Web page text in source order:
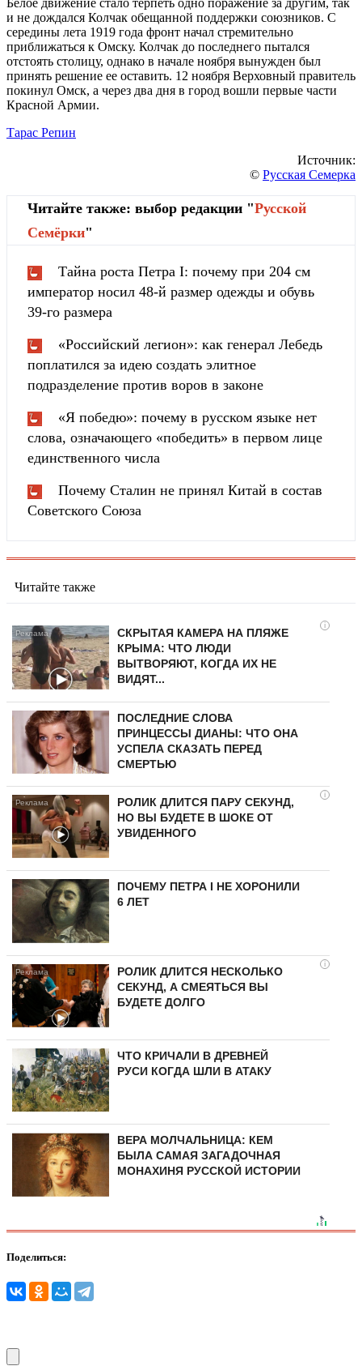
и не дождался Колчак обещанной поддержки союзников. С
середины лета 1919 года фронт начал стремительно
приближаться к Омску. Колчак до последнего пытался
отстоять столицу, однако в начале ноября вынужден был
принять решение ее оставить. 12 ноября Верховный правитель
покинул Омск, а через два дня в город вошли первые части
Красной Армии.
Тарас Репин
Источник:
© Русская Семерка
Читайте также: выбор редакции "Русской
Cемёрки"
Тайна роста Петра I: почему при 204 см
император носил 48-й размер одежды и обувь
39-го размера
«Российский легион»: как генерал Лебедь
поплатился за идею создать элитное
подразделение против воров в законе
«Я победю»: почему в русском языке нет
слова, означающего «победить» в первом лице
единственного числа
Почему Сталин не принял Китай в состав
Советского Союза
Читайте также
i
СКРЫТАЯ КАМЕРА НА ПЛЯЖЕ
КРЫМА: ЧТО ЛЮДИ
ВЫТВОРЯЮТ, КОГДА ИХ НЕ
ВИДЯТ...
ПОСЛЕДНИЕ СЛОВА
ПРИНЦЕССЫ ДИАНЫ: ЧТО ОНА
УСПЕЛА СКАЗАТЬ ПЕРЕД
СМЕРТЬЮ
i
РОЛИК ДЛИТСЯ ПАРУ СЕКУНД,
НО ВЫ БУДЕТЕ В ШОКЕ ОТ
УВИДЕННОГО
ПОЧЕМУ ПЕТРА I НЕ ХОРОНИЛИ
6 ЛЕТ
i
РОЛИК ДЛИТСЯ НЕСКОЛЬКО
СЕКУНД, А СМЕЯТЬСЯ ВЫ
БУДЕТЕ ДОЛГО
ЧТО КРИЧАЛИ В ДРЕВНЕЙ
РУСИ КОГДА ШЛИ В АТАКУ
ВЕРА МОЛЧАЛЬНИЦА: КЕМ
БЫЛА САМАЯ ЗАГАДОЧНАЯ
МОНАХИНЯ РУССКОЙ ИСТОРИИ
Поделиться: